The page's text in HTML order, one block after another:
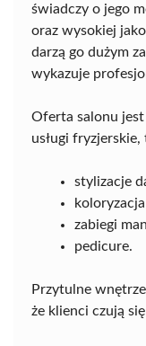
świadczy o jego
oraz wysokiej
darzą go dużym
wykazuje
Oferta salonu
usługi fryzjerskie,
stylizacje
zabiegi
pedicure.
Przytulne
że klienci czują